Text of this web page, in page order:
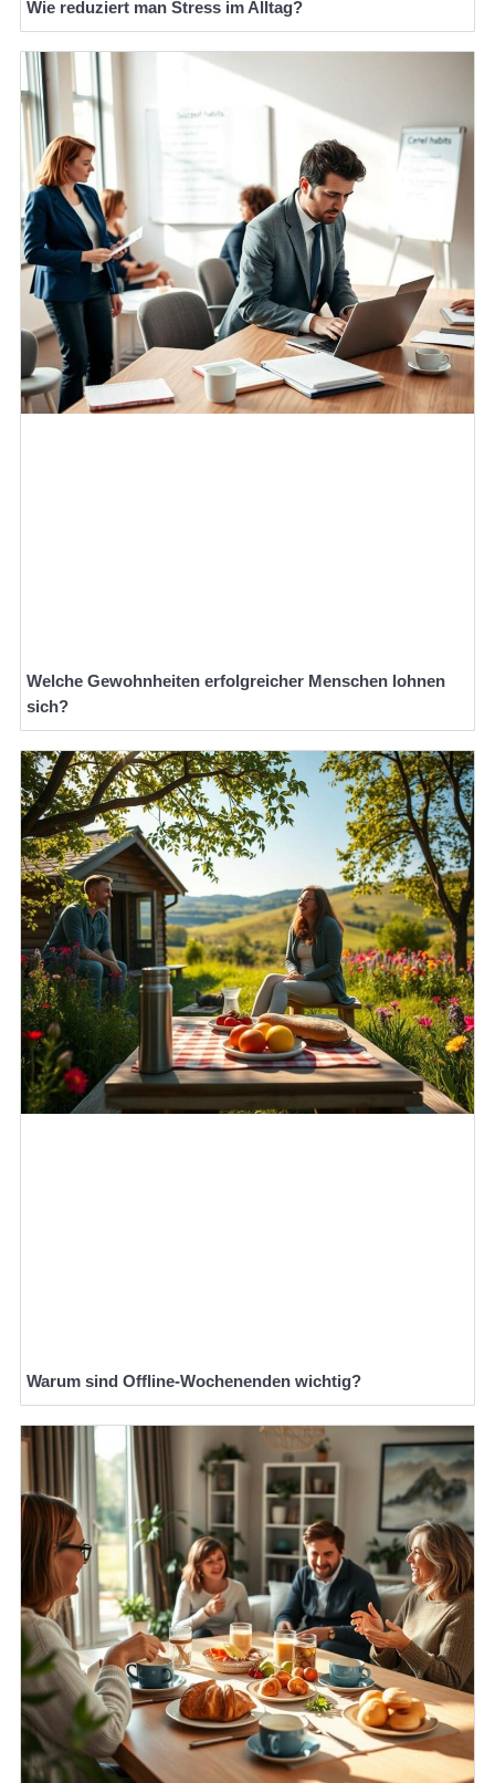
Wie reduziert man Stress im Alltag?
Welche Gewohnheiten erfolgreicher Menschen lohnen
sich?
Warum sind Offline-Wochenenden wichtig?